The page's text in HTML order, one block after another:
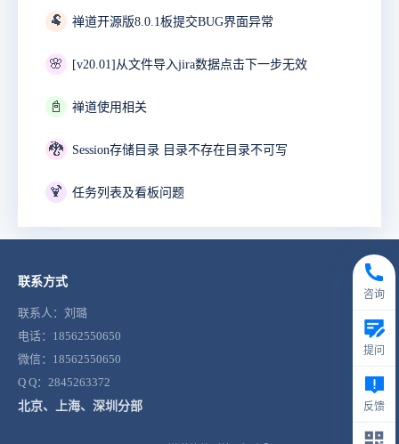
🐏 禅道开源版8.0.1板提交BUG界面异常
🌸 [v20.01]从文件导入jira数据点击下一步无效
📓 禅道使用相关
🐉 Session存储目录 目录不存在目录不可写
🍹 任务列表及看板问题
联系方式
联系人：刘璐
电话：18562550650
微信：18562550650
Q Q：2845263372
北京、上海、深圳分部
咨询
提问
反馈